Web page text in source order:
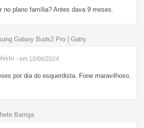
no plano família? Antes dava 9 meses.
Galaxy Buds2 Pro | Gatry
- em 10/06/2024
por dia do esquerdista. Fone maravilhoso,
Barriga